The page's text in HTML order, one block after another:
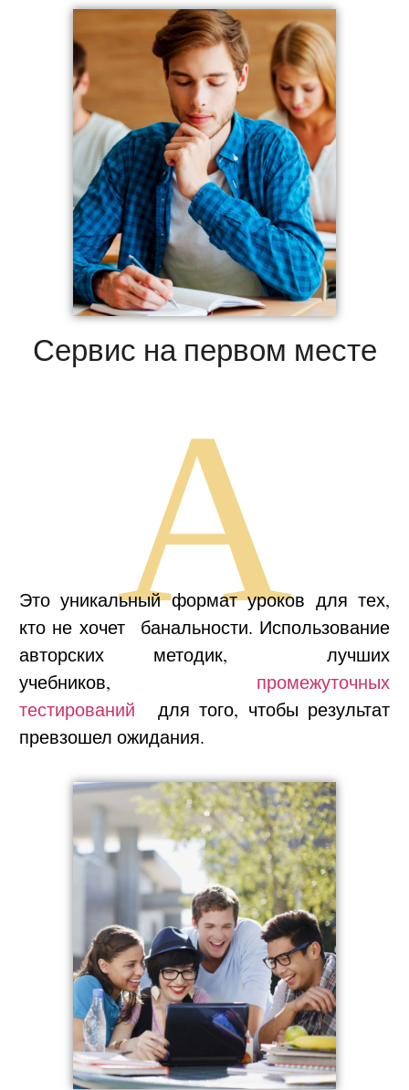
Сервис на первом месте
А
Это уникальный формат уроков для тех,
кто не хочет банальности. Использование
авторских методик, лучших
учебников, промежуточных
тестирований
для того, чтобы результат
превзошел ожидания.